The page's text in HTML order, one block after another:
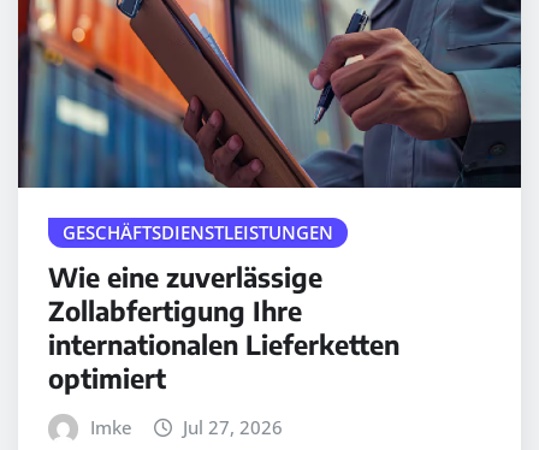
GESCHÄFTSDIENSTLEISTUNGEN
Wie eine zuverlässige
Zollabfertigung Ihre
internationalen Lieferketten
optimiert
Imke Jul 27, 2026